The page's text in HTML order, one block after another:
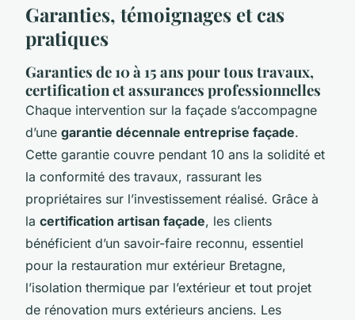
Garanties, témoignages et cas
pratiques
Garanties de 10 à 15 ans pour tous travaux,
certification et assurances professionnelles
Chaque intervention sur la façade s’accompagne
d’une garantie décennale entreprise façade.
Cette garantie couvre pendant 10 ans la solidité et
la conformité des travaux, rassurant les
propriétaires sur l’investissement réalisé. Grâce à
la certification artisan façade, les clients
bénéficient d’un savoir-faire reconnu, essentiel
pour la restauration mur extérieur Bretagne,
l’isolation thermique par l’extérieur et tout projet
de rénovation murs extérieurs anciens. Les